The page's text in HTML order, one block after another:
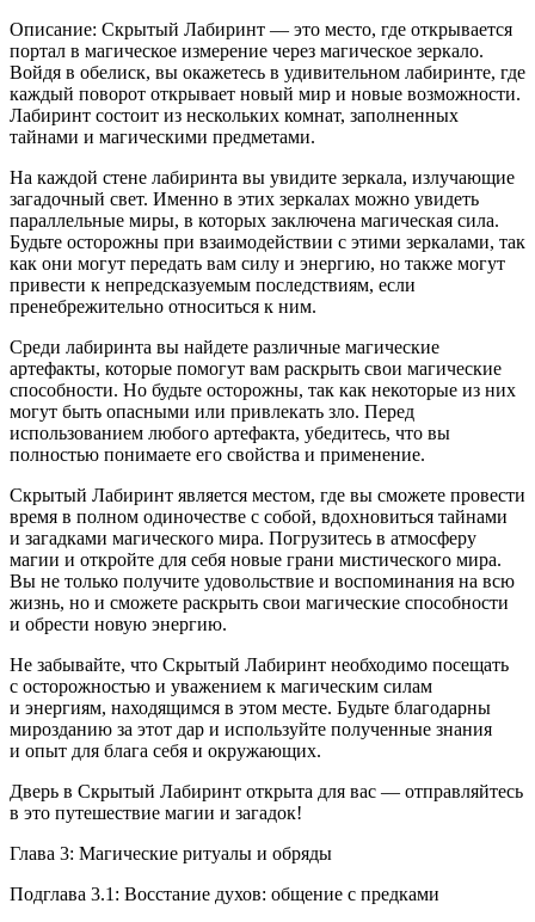
Описание: Скрытый Лабиринт — это место, где открывается
портал в магическое измерение через магическое зеркало.
Войдя в обелиск, вы окажетесь в удивительном лабиринте, где
каждый поворот открывает новый мир и новые возможности.
Лабиринт состоит из нескольких комнат, заполненных
тайнами и магическими предметами.
На каждой стене лабиринта вы увидите зеркала, излучающие
загадочный свет. Именно в этих зеркалах можно увидеть
параллельные миры, в которых заключена магическая сила.
Будьте осторожны при взаимодействии с этими зеркалами, так
как они могут передать вам силу и энергию, но также могут
привести к непредсказуемым последствиям, если
пренебрежительно относиться к ним.
Среди лабиринта вы найдете различные магические
артефакты, которые помогут вам раскрыть свои магические
способности. Но будьте осторожны, так как некоторые из них
могут быть опасными или привлекать зло. Перед
использованием любого артефакта, убедитесь, что вы
полностью понимаете его свойства и применение.
Скрытый Лабиринт является местом, где вы сможете провести
время в полном одиночестве с собой, вдохновиться тайнами
и загадками магического мира. Погрузитесь в атмосферу
магии и откройте для себя новые грани мистического мира.
Вы не только получите удовольствие и воспоминания на всю
жизнь, но и сможете раскрыть свои магические способности
и обрести новую энергию.
Не забывайте, что Скрытый Лабиринт необходимо посещать
с осторожностью и уважением к магическим силам
и энергиям, находящимся в этом месте. Будьте благодарны
мирозданию за этот дар и используйте полученные знания
и опыт для блага себя и окружающих.
Дверь в Скрытый Лабиринт открыта для вас — отправляйтесь
в это путешествие магии и загадок!
Глава 3: Магические ритуалы и обряды
Подглава 3.1: Восстание духов: общение с предками